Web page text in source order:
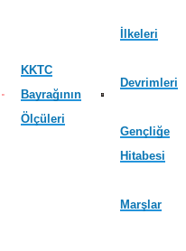
KKTC
Bayrağının
Ölçüleri
İlkeleri
Devrimleri
Gençliğe
Hitabesi
Marşlar